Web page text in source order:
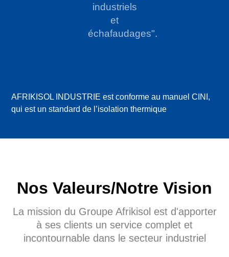
industriels
et
échafaudages".
AFRIKISOL INDUSTRIE est conforme au manuel CINI,
qui est un standard de l’isolation thermique
Nos Valeurs/Notre Vision
La mission du Groupe Afrikisol est d'apporter
à ses clients un service complet et
incontournable dans le secteur industriel